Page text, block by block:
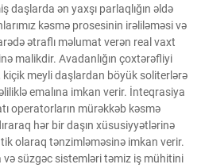
daşlarda ən yaxşı parlaqlığın əldə
kəsmə prosesinin irəliləməsi və
ətraflı məlumat verən real vaxt
malikdir. Avadanlığın çoxtərəfliyi
kiçik meyli daşlardan böyük soliterlərə
emalına imkan verir. İnteqrasiya
operatorların mürəkkəb kəsmə
hər bir daşın xüsusiyyətlərinə
olaraq tənzimləməsinə imkan verir.
və süzgəc sistemləri təmiz iş mühitini